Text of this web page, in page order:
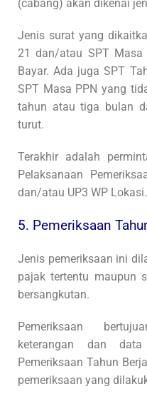
(cabang) akan dikenai
Jenis surat yang
21 dan/atau SPT Masa
Bayar. Ada juga SPT
SPT Masa PPN yang
tahun atau tiga bulan
turut.
Terakhir adalah
Pelaksanaan
dan/atau UP3 WP Lokasi.
5. Pemeriksaan
Jenis pemeriksaan ini
pajak tertentu maupun
bersangkutan.
Pemeriksaan
keterangan dan
Pemeriksaan Tahun
pemeriksaan yang